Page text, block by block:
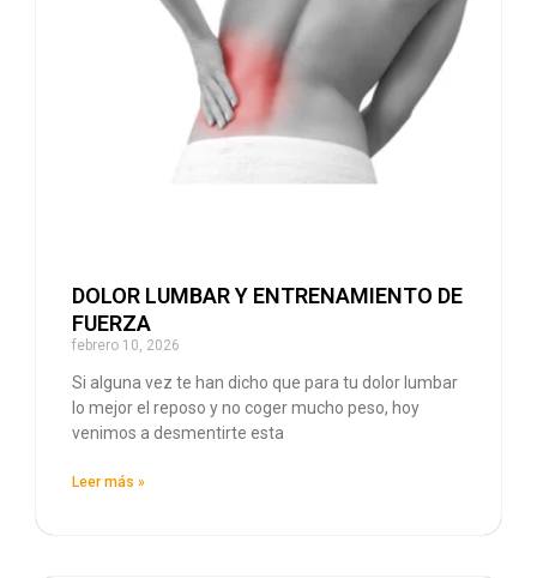
DOLOR LUMBAR Y ENTRENAMIENTO DE
FUERZA
febrero 10, 2026
Si alguna vez te han dicho que para tu dolor lumbar
lo mejor el reposo y no coger mucho peso, hoy
venimos a desmentirte esta
Leer más »